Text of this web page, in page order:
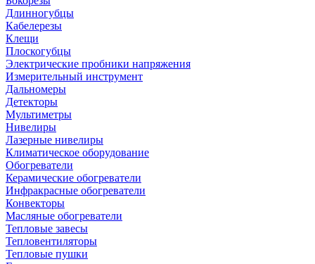
Длинногубцы
Кабелерезы
Клещи
Плоскогубцы
Электрические пробники напряжения
Измерительный инструмент
Дальномеры
Детекторы
Мультиметры
Нивелиры
Лазерные нивелиры
Климатическое оборудование
Обогреватели
Керамические обогреватели
Инфракрасные обогреватели
Конвекторы
Масляные обогреватели
Тепловые завесы
Тепловентиляторы
Тепловые пушки